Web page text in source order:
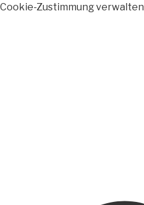
Cookie-Zustimmung verwalten